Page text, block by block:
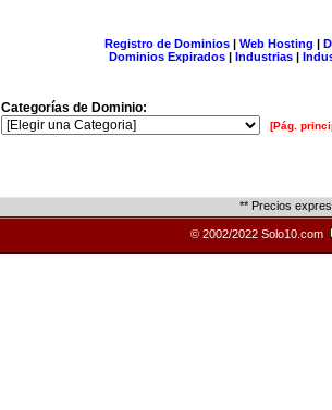
Registro de Dominios| Web Hosting |
Dominios Expirados | Industrias |
Categorías de Dominio:
[Pág.
** Precios
© 2002/2022 Solo10.com